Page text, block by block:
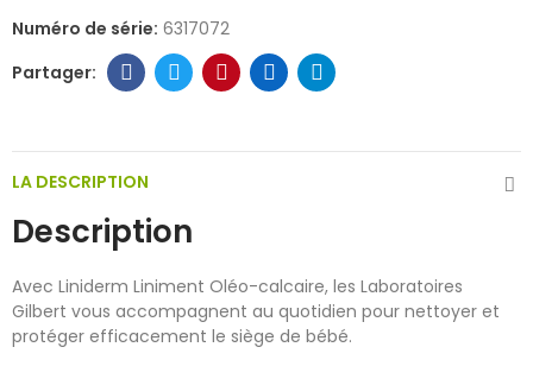
Numéro de série: 6317072
LA DESCRIPTION
Description
Avec Liniderm Liniment Oléo-calcaire, les Laboratoires
Gilbert vous accompagnent au quotidien pour nettoyer et
protéger efficacement le siège de bébé.